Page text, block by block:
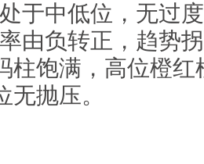
于中低位，无过
由负转正，趋势
柱饱满，高位橙
抛压。